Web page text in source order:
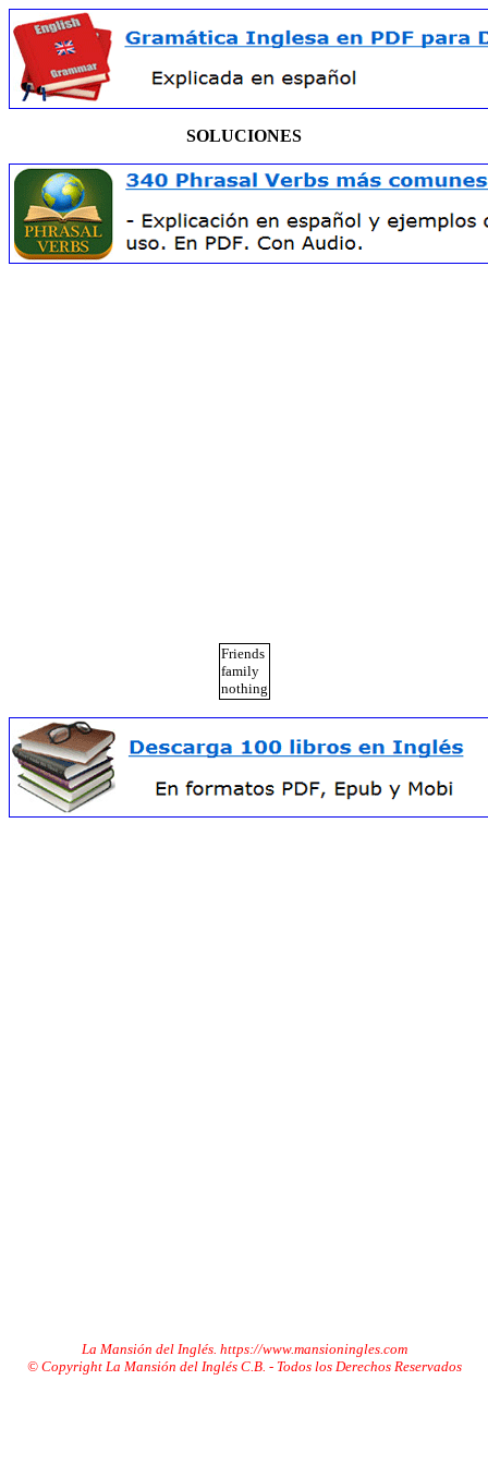
SOLUCIONES
Friends
family
nothing
La Mansión del Inglés. https://www.mansioningles.com
© Copyright La Mansión del Inglés C.B. - Todos los Derechos Reservados